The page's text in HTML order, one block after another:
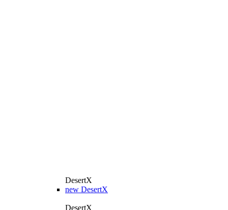
DesertX
new DesertX
DesertX